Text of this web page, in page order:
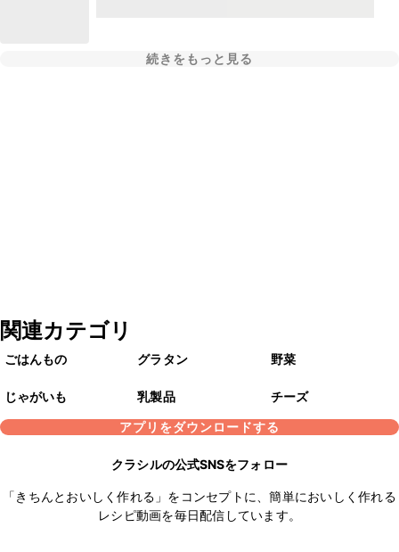
続きをもっと見る
関連カテゴリ
ごはんもの グラタン 野菜
じゃがいも 乳製品
チーズ
アプリをダウンロードする
クラシルの公式SNSをフォロー
「きちんとおいしく作れる」をコンセプトに、簡単においしく作れる
レシピ動画を毎日配信しています。